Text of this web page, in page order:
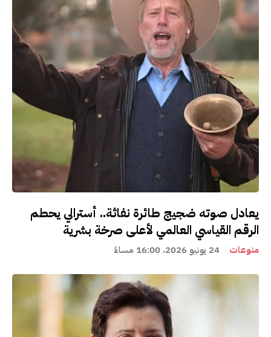
يعادل صوته ضجيج طائرة نفاثة.. أسترالي يحطم
الرقم القياسي العالمي لأعلى صرخة بشرية
منوعات 24 يونيو 2026، 16:00 مساءً